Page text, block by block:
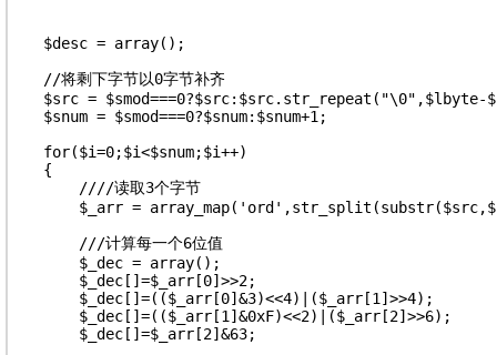
    $desc = array();
    //将剩下字节以0字节补齐
$src = $smod===0?$src:$src.str_repeat("\0",$lbyte-
    $snum = $smod===0?$snum:$snum+1;
    for($i=0;$i<$snum;$i++)
    {
        ////读取3个字节
$_arr =
        ///计算每一个6位值
        $_dec = array();
        $_dec[]=$_arr[0]>>2;
        $_dec[]=(($_arr[0]&3)<<4)|($_arr[1]>>4);
        $_dec[]=(($_arr[1]&0xF)<<2)|($_arr[2]>>6);
        $_dec[]=$_arr[2]&63;